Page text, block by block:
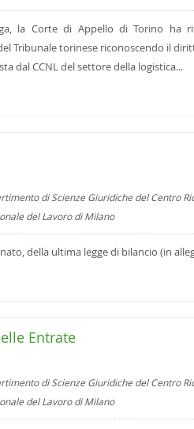
la Corte di Appello di Torino ha
Tribunale torinese riconoscendo il
dal CCNL del settore della logistica...
di Scienze Giuridiche del Centro
del Lavoro di Milano
della ultima legge di bilancio (in
Entrate
di Scienze Giuridiche del Centro
del Lavoro di Milano